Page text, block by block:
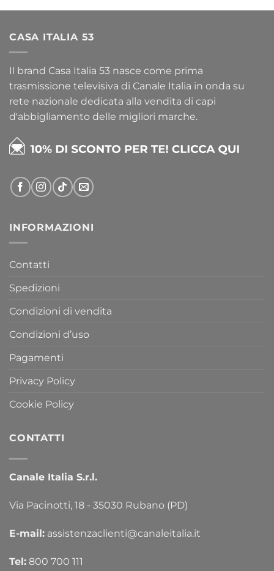
CASA ITALIA 53
Il brand Casa Italia 53 nasce come prima
trasmissione televisiva di Canale Italia in onda su
rete nazionale dedicata alla vendita di capi
d'abbigliamento delle migliori marche.
INFORMAZIONI
Contatti
Spedizioni
Condizioni di vendita
Condizioni d’uso
Pagamenti
Privacy Policy
Cookie Policy
CONTATTI
Canale Italia S.r.l.
Via Pacinotti, 18 - 35030 Rubano (PD)
E-mail: assistenzaclienti@canaleitalia.it
Tel: 800 700 111